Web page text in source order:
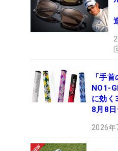
「手
NO1-
に効く
8月8
2026年